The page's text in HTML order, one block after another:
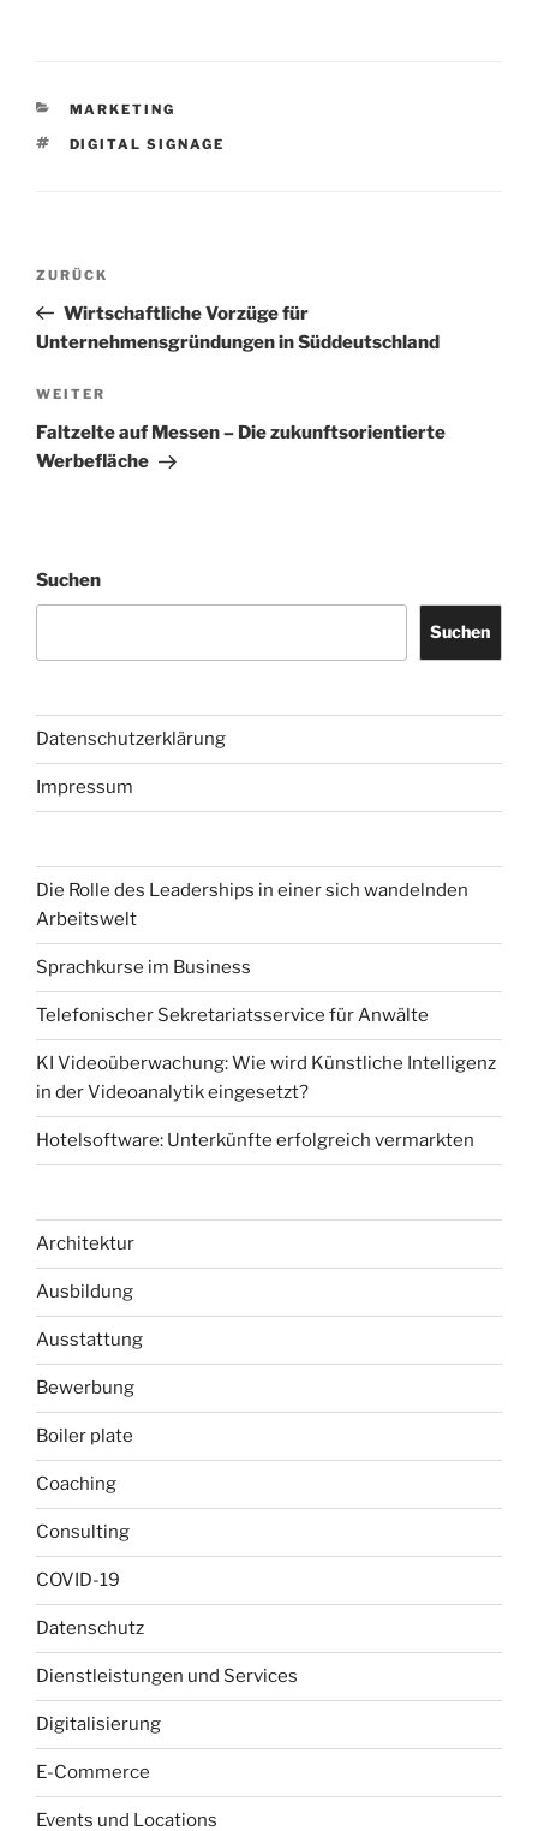
KATEGORIEN
MARKETING
SCHLAGWÖRTER
DIGITAL SIGNAGE
Beitrags-
Vorheriger
Beitrag
ZURÜCK
Wirtschaftliche Vorzüge für
Unternehmensgründungen in Süddeutschland
Nächster
Beitrag
WEITER
Faltzelte auf Messen – Die zukunftsorientierte
Werbefläche
Suchen
Suchen
Datenschutzerklärung
Impressum
Die Rolle des Leaderships in einer sich wandelnden
Arbeitswelt
Sprachkurse im Business
Telefonischer Sekretariatsservice für Anwälte
KI Videoüberwachung: Wie wird Künstliche Intelligenz
in der Videoanalytik eingesetzt?
Hotelsoftware: Unterkünfte erfolgreich vermarkten
Architektur
Ausbildung
Ausstattung
Bewerbung
Boiler plate
Coaching
Consulting
COVID-19
Datenschutz
Dienstleistungen und Services
Digitalisierung
E-Commerce
Events und Locations